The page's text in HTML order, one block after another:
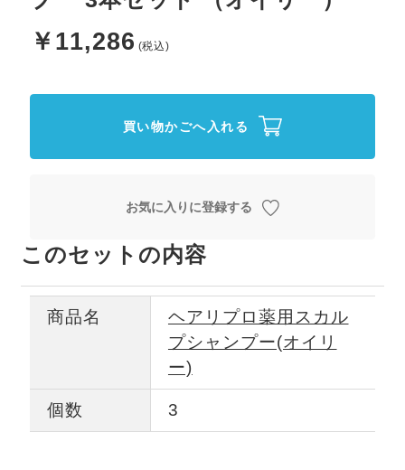
￥11,286
買い物かごへ入れる
お気に入りに登録する
このセットの内容
商品名
ヘアリプロ薬用スカル
プシャンプー(オイリ
ー)
個数 3